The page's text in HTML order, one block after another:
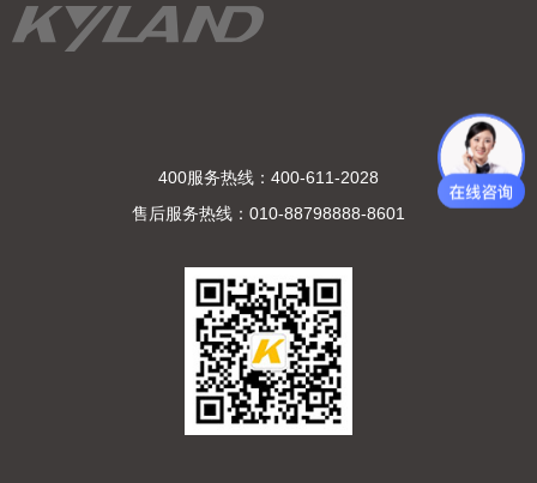
400服务热线：400-611-2028
售后服务热线：010-88798888-8601